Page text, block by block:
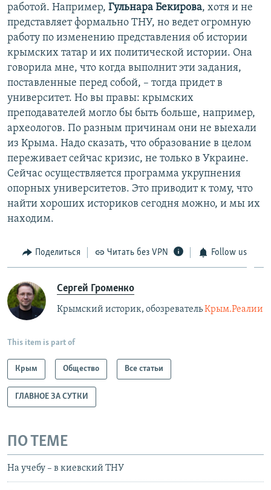
работой. Например, Гульнара Бекирова, хотя и не
представляет формально ТНУ, но ведет огромную
работу по изменению представления об истории
крымских татар и их политической истории. Она
говорила мне, что когда выполнит эти задания,
поставленные перед собой, – тогда придет в
университет. Но вы правы: крымских
преподавателей могло бы быть больше, например,
археологов. По разным причинам они не выехали
из Крыма. Надо сказать, что образование в целом
переживает сейчас кризис, не только в Украине.
Сейчас осуществляется программа укрупнения
опорных университетов. Это приводит к тому, что
найти хороших историков сегодня можно, и мы их
находим.
Поделиться Читать без VPN Follow us
Сергей Громенко
Крымский историк, обозревательКрым.Реалии
This item is part of
Крым Общество Все статьи
ГЛАВНОЕ ЗА СУТКИ
ПО ТЕМЕ
На учебу – в киевский ТНУ